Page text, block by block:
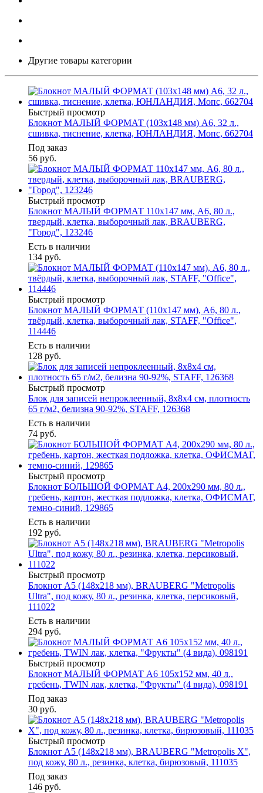
Другие товары категории
Быстрый просмотр
Блокнот МАЛЫЙ ФОРМАТ (103х148 мм) А6, 32 л.,
сшивка, тиснение, клетка, ЮНЛАНДИЯ, Мопс, 662704
Под заказ
56 руб.
Быстрый просмотр
Блокнот МАЛЫЙ ФОРМАТ 110х147 мм, А6, 80 л.,
твердый, клетка, выборочный лак, BRAUBERG,
"Город", 123246
Есть в наличии
134 руб.
Быстрый просмотр
Блокнот МАЛЫЙ ФОРМАТ (110х147 мм), А6, 80 л.,
твёрдый, клетка, выборочный лак, STAFF, "Office",
114446
Есть в наличии
128 руб.
Быстрый просмотр
Блок для записей непроклеенный, 8х8х4 см, плотность
65 г/м2, белизна 90-92%, STAFF, 126368
Есть в наличии
74 руб.
Быстрый просмотр
Блокнот БОЛЬШОЙ ФОРМАТ А4, 200х290 мм, 80 л.,
гребень, картон, жесткая подложка, клетка, ОФИСМАГ,
темно-синий, 129865
Есть в наличии
192 руб.
Быстрый просмотр
Блокнот А5 (148x218 мм), BRAUBERG "Metropolis
Ultra", под кожу, 80 л., резинка, клетка, персиковый,
111022
Есть в наличии
294 руб.
Быстрый просмотр
Блокнот МАЛЫЙ ФОРМАТ А6 105x152 мм, 40 л.,
гребень, TWIN лак, клетка, "Фрукты" (4 вида), 098191
Под заказ
30 руб.
Быстрый просмотр
Блокнот А5 (148x218 мм), BRAUBERG "Metropolis X",
под кожу, 80 л., резинка, клетка, бирюзовый, 111035
Под заказ
146 руб.